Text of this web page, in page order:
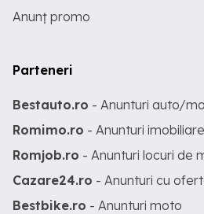
Anunț promo
Parteneri
Bestauto.ro - Anunturi auto/
Romimo.ro - Anunturi imobiliare
Romjob.ro - Anunturi locuri de
Cazare24.ro - Anunturi cu
Bestbike.ro - Anunturi moto